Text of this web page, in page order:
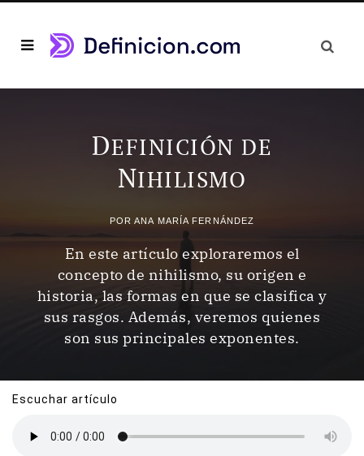
DEFINICIÓN DE
NIHILISMO
PORANA MARÍA FERNÁNDEZ
En este artículo exploraremos el
concepto de nihilismo, su origen e
historia, las formas en que se clasifica y
sus rasgos. Además, veremos quienes
son sus principales exponentes.
Escuchar artículo